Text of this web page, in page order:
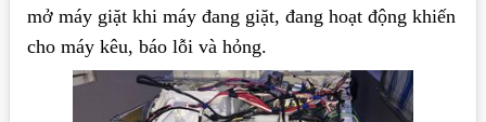
mở máy giặt khi máy đang giặt, đang hoạt động khiến
cho máy kêu, báo lỗi và hỏng.